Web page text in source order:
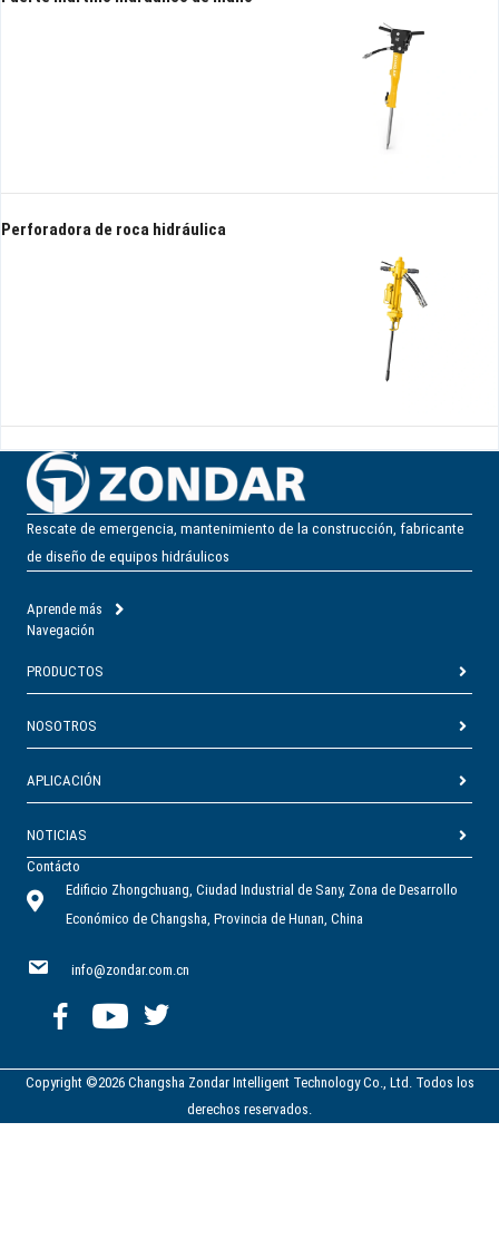
Perforadora de roca hidráulica
Rescate de emergencia, mantenimiento de la construcción, fabricante
de diseño de equipos hidráulicos
Aprende más
Navegación
PRODUCTOS
NOSOTROS
APLICACIÓN
NOTICIAS
Contácto
Edificio Zhongchuang, Ciudad Industrial de Sany, Zona de Desarrollo
Económico de Changsha, Provincia de Hunan, China
info@zondar.com.cn
Copyright ©2026 Changsha Zondar Intelligent Technology Co., Ltd. Todos los
derechos reservados.